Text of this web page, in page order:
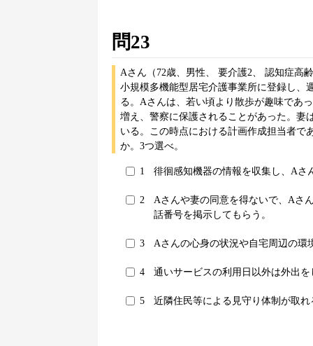
問23
Aさん（72歳、男性、 要介護2、 認知症高
小規模多機能型居宅介護事業所に登録し、
る。Aさんは、若い頃より散歩が趣味であ
増え、警察に保護されることがあった。妻
いる。この時点における計画作成担当者で
か。3つ選べ。
1 徘徊感知機器の情報を収集し、Aさ
2
Aさんや妻の同意を得ないで、Aさ
話番号を掲示してもらう。
3 Aさんの心身の状況や自宅周辺の環
4 通いサービスの利用日以外は外出
5 近隣住民等による見守り体制が取